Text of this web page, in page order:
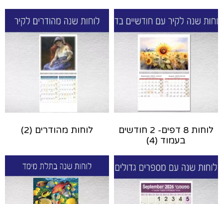
לוחות 8 דפים- 2 חודשים
בעמוד (4)
לוחות מהודרים (2)